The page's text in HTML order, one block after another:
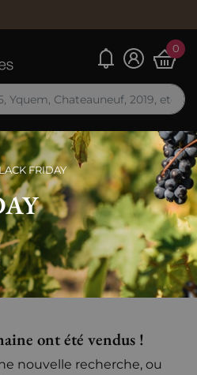
Mes alertes
0
FRIDAY
ont été vendus !
nouvelle recherche, ou